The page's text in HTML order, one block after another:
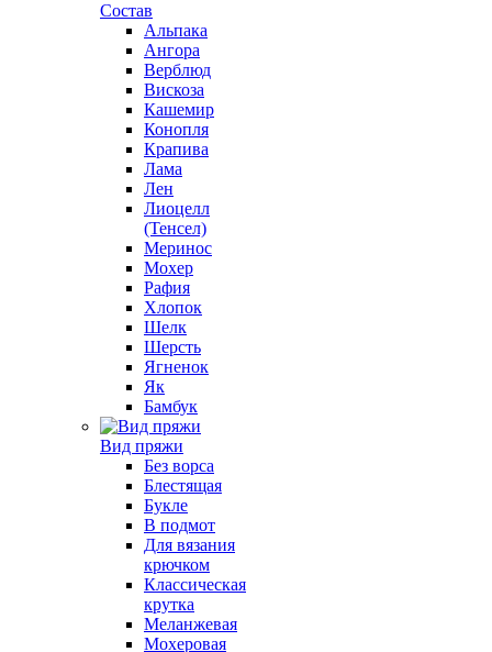
Состав
Альпака
Ангора
Верблюд
Вискоза
Кашемир
Конопля
Крапива
Лама
Лен
Лиоцелл
(Тенсел)
Меринос
Мохер
Рафия
Хлопок
Шелк
Шерсть
Ягненок
Як
Бамбук
Вид пряжи
Без ворса
Блестящая
Букле
В подмот
Для вязания
крючком
Классическая
крутка
Меланжевая
Мохеровая